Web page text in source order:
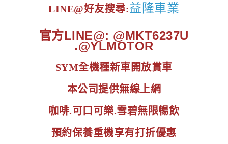
LINE@好友搜尋:益隆車業
官方LINE@: @MKT6237U
.@YLMOTOR
SYM全機種新車開放賞車
本公司提供無線上網
咖啡.可口可樂.雪碧無限暢飲
預約保養重機享有打折優惠